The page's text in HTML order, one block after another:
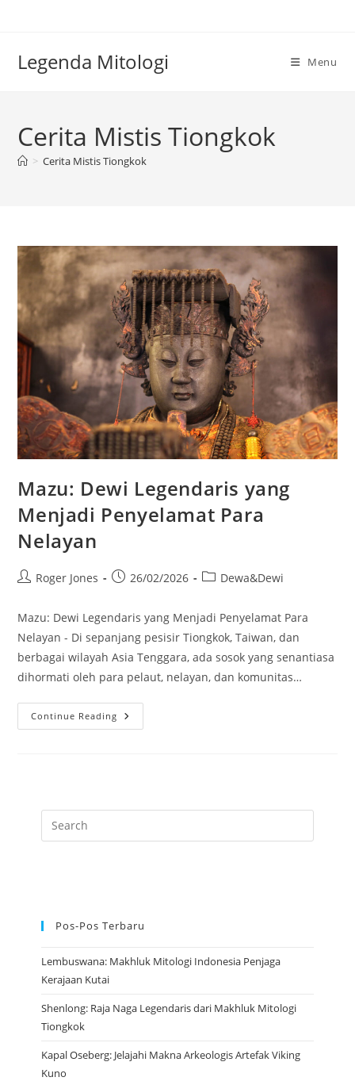
Legenda Mitologi Menu
Cerita Mistis Tiongkok
> Cerita Mistis Tiongkok
Mazu: Dewi Legendaris yang
Menjadi Penyelamat Para
Nelayan
PostRoger Jones
Post26/02/2026
PostDewa&Dewi
Mazu: Dewi Legendaris yang Menjadi Penyelamat Para
Nelayan - Di sepanjang pesisir Tiongkok, Taiwan, dan
berbagai wilayah Asia Tenggara, ada sosok yang senantiasa
dihormati oleh para pelaut, nelayan, dan komunitas…
Continue Reading Mazu:
Dewi
Pos-Pos Terbaru
Lembuswana: Makhluk Mitologi Indonesia Penjaga
Kerajaan Kutai
Shenlong: Raja Naga Legendaris dari Makhluk Mitologi
Tiongkok
Kapal Oseberg: Jelajahi Makna Arkeologis Artefak Viking
Kuno